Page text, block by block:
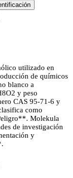
utilizado en
de químicos
blanco a
y peso
CAS 95-71-6 y
como
Molekula
de investigación
y